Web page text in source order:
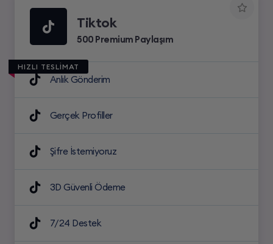
Tiktok
500 Premium Paylaşım
HIZLI TESLİMAT
Anlık Gönderim
Gerçek Profiller
Şifre İstemiyoruz
3D Güvenli Ödeme
7/24 Destek